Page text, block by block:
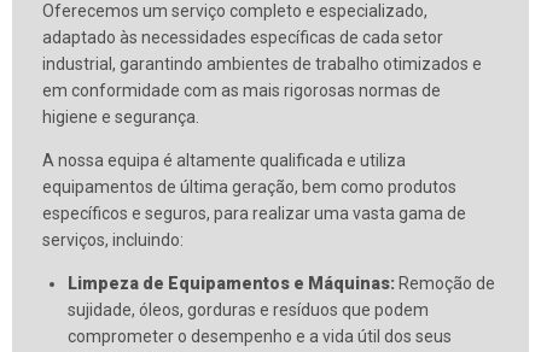
Oferecemos um serviço completo e especializado,
adaptado às necessidades específicas de cada setor
industrial, garantindo ambientes de trabalho otimizados e
em conformidade com as mais rigorosas normas de
higiene e segurança.
A nossa equipa é altamente qualificada e utiliza
equipamentos de última geração, bem como produtos
específicos e seguros, para realizar uma vasta gama de
serviços, incluindo:
Limpeza de Equipamentos e Máquinas: Remoção de
sujidade, óleos, gorduras e resíduos que podem
comprometer o desempenho e a vida útil dos seus